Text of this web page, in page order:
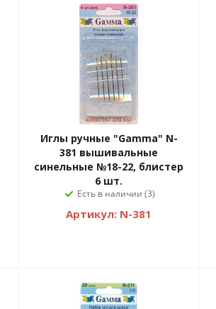
Иглы ручные "Gamma" N-
381 вышивальные
синельные №18-22, блистер
6 шт.
Есть в наличии (3)
Артикул: N-381